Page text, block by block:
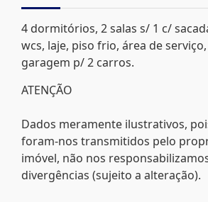
4 dormitórios, 2 salas s/ 1 c/
wcs, laje, piso frio, área de
garagem p/ 2 carros.
ATENÇÃO
Dados meramente ilustrativos,
foram-nos transmitidos pelo
imóvel, não nos
divergências (sujeito a alteração).